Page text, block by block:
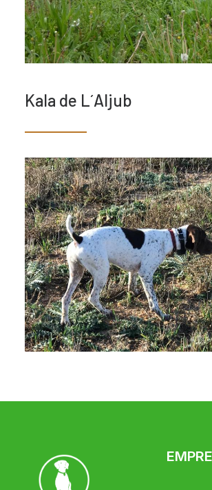
Kala de L´Aljub